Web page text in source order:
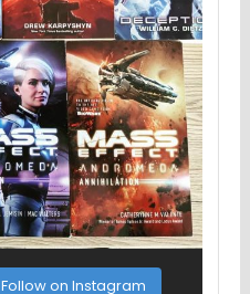
Follow on Instagram